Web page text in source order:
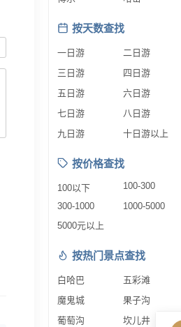
按天数查找
一日游
二日游
三日游
四日游
五日游
六日游
七日游
八日游
九日游
十日游以上
按价格查找
100以下
100-300
300-1000
1000-5000
5000元以上
按热门景点查找
白哈巴
五彩滩
魔鬼城
果子沟
葡萄沟
坎儿井